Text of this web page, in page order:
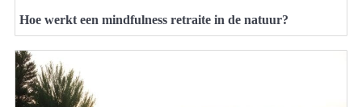
Hoe werkt een mindfulness retraite in de natuur?